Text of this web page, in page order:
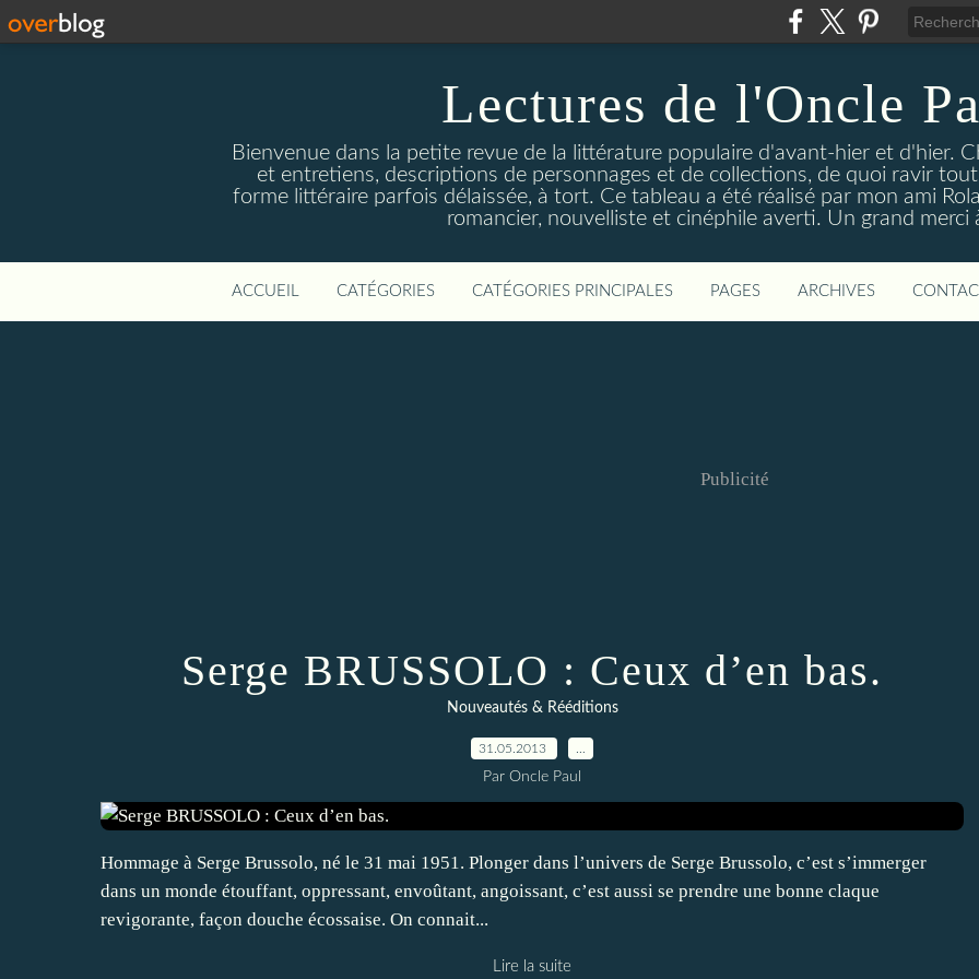
Lectures de l'Oncle
Bienvenue dans la petite revue de la littérature populaire d'avant-hier et d'hier.
et entretiens, descriptions de personnages et de collections, de quoi ravir
forme littéraire parfois délaissée, à tort. Ce tableau a été réalisé par mon ami
romancier, nouvelliste et cinéphile averti. Un grand merci
ACCUEIL CATÉGORIES CATÉGORIES PRINCIPALES PAGES ARCHIVES
Publicité
Serge BRUSSOLO : Ceux d’en bas.
Nouveautés & Rééditions
31.05.2013
Par Oncle Paul
Hommage à Serge Brussolo, né le 31 mai 1951. Plonger dans l’univers de Serge Brussolo, c’est s’immerger
dans un monde étouffant, oppressant, envoûtant, angoissant, c’est aussi se prendre une bonne claque
revigorante, façon douche écossaise. On connait...
Lire la suite